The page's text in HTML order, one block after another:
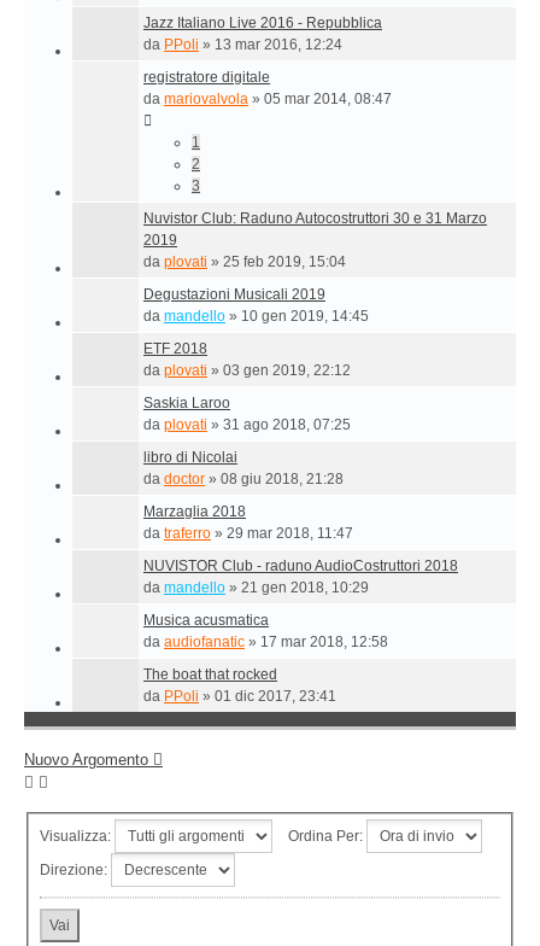
Jazz Italiano Live 2016 - Repubblica
da PPoli » 13 mar 2016, 12:24
registratore digitale
da mariovalvola » 05 mar 2014, 08:47
1
2
3
Nuvistor Club: Raduno Autocostruttori 30 e 31 Marzo
2019
da plovati » 25 feb 2019, 15:04
Degustazioni Musicali 2019
da mandello » 10 gen 2019, 14:45
ETF 2018
da plovati » 03 gen 2019, 22:12
Saskia Laroo
da plovati » 31 ago 2018, 07:25
libro di Nicolai
da doctor » 08 giu 2018, 21:28
Marzaglia 2018
da traferro » 29 mar 2018, 11:47
NUVISTOR Club - raduno AudioCostruttori 2018
da mandello » 21 gen 2018, 10:29
Musica acusmatica
da audiofanatic » 17 mar 2018, 12:58
The boat that rocked
da PPoli » 01 dic 2017, 23:41
Nuovo Argomento
Visualizza:
Ordina Per:
Direzione: